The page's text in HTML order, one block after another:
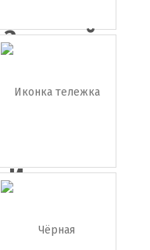
Золотой
Иконка
тележка с
...